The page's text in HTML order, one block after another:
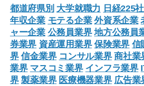
都道府県別 大学就職力 日経225社
年収企業 モテる企業 外資系企業
ャー企業 公務員業界 地方公務員
券業界 資産運用業界 保険業界 信
界 信金業界 コンサル業界 商社業
業界 マスコミ業界 インフラ業界
界 製薬業界 医療機器業界 広告業